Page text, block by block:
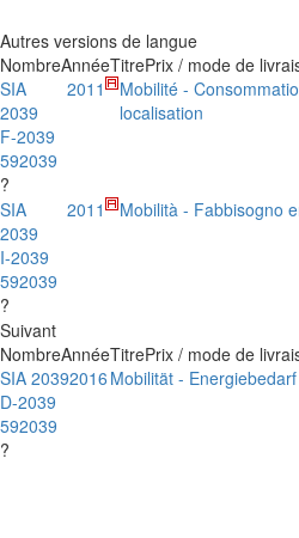
Autres versions de langue
NombreAnnéeTitrePrix / mode de
SIA
2039
F-2039
592039
?
2011
Mobilité -
localisation
SIA
2039
I-2039
592039
?
2011 Mobilità - Fabbisogno
Suivant
NombreAnnéeTitrePrix / mode de
SIA 2039
D-2039
592039
?
2016 Mobilität -